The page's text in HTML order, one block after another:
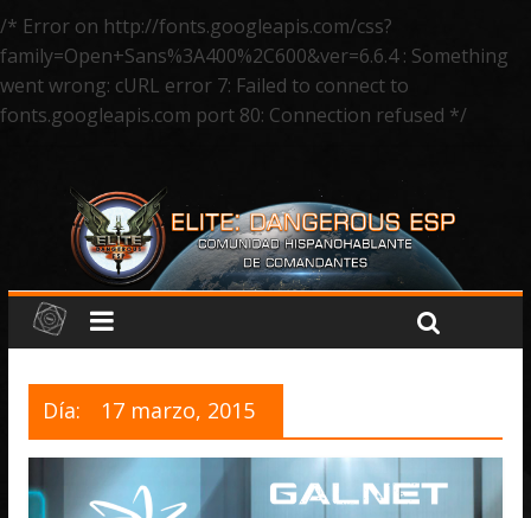
/* Error on http://fonts.googleapis.com/css?
family=Open+Sans%3A400%2C600&ver=6.6.4 : Something
went wrong: cURL error 7: Failed to connect to
fonts.googleapis.com port 80: Connection refused */
Día: 17 marzo, 2015